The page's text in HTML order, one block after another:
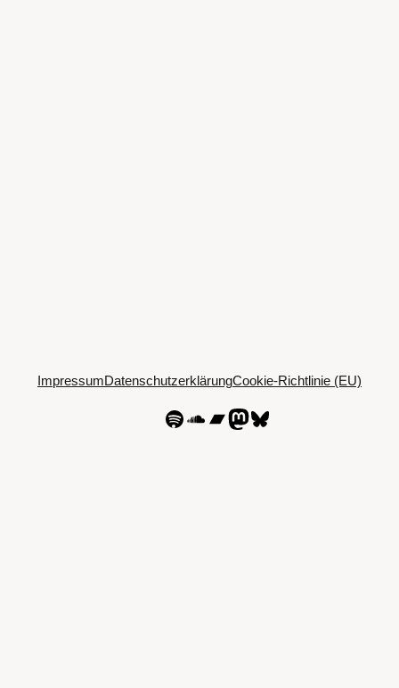
ImpressumDatenschutzerklärungCookie-Richtlinie (EU)
SpotifySoundCloud
Bandcamp
Mastodon